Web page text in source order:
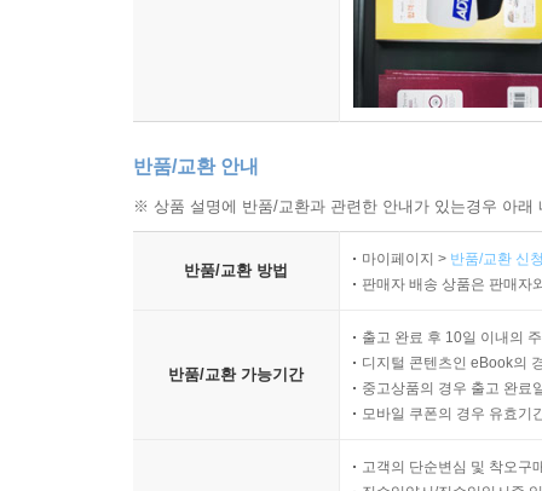
반품/교환 안내
※ 상품 설명에 반품/교환과 관련한 안내가 있는경우 아
반품/교환 방법
마이페이지 > 반품/교환 신
판매자 배송 상품은 판매자
반품/교환 가능기간
출고 완료 후 10일 이내의
디지털 콘텐츠인 eBook의
중고상품의 경우 출고 완료
모바일 쿠폰의 경우 유효기
고객의 단순변심 및 착오구